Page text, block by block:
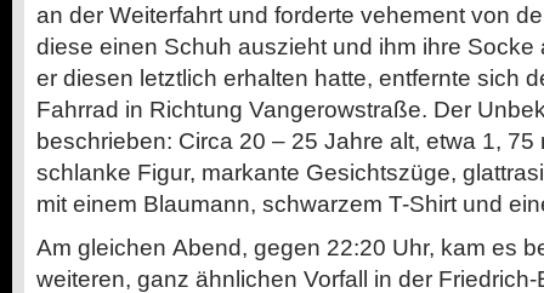
an der Weiterfahrt und forderte vehement von
diese einen Schuh auszieht und ihm ihre
er diesen letztlich erhalten hatte, entfernte sich
Fahrrad in Richtung Vangerowstraße. Der
beschrieben: Circa 20 – 25 Jahre alt, etwa 1, 75
schlanke Figur, markante Gesichtszüge,
mit einem Blaumann, schwarzem T-Shirt und
Am gleichen Abend, gegen 22:20 Uhr, kam es
weiteren, ganz ähnlichen Vorfall in der